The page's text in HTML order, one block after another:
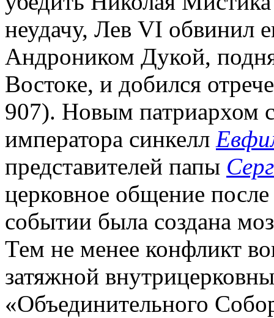
неудачу, Лев VI обвинил
Андроником Дукой,
Востоке, и добился
907). Новым патриархом
императора синкелл
представителей папы
церковное общение
событии была создана
Тем не менее конфликт
затяжной
«Объединительного